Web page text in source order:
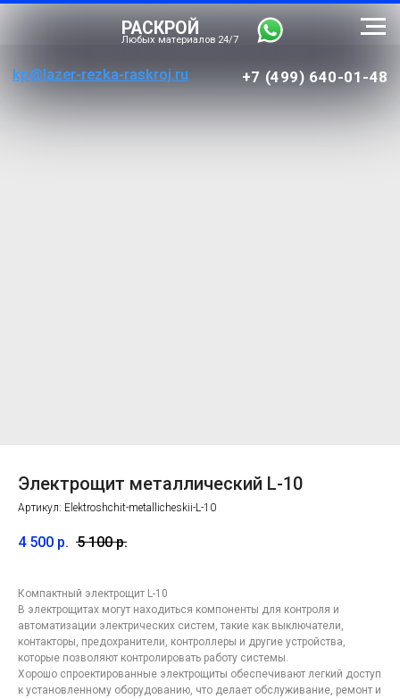
РАСКРОЙ
Любых материалов 24/7
Электрощит металлический L-10
Артикул: Elektroshchit-metallicheskii-L-10
4 500 р. 5 100 р.
Компактный электрощит L-10
В электрощитах могут находиться компоненты для контроля и
автоматизации электрических систем, такие как выключатели,
контакторы, предохранители, контроллеры и другие устройства,
которые позволяют контролировать работу системы.
Хорошо спроектированные электрощиты обеспечивают легкий доступ
к установленному оборудованию, что делает обслуживание, ремонт и